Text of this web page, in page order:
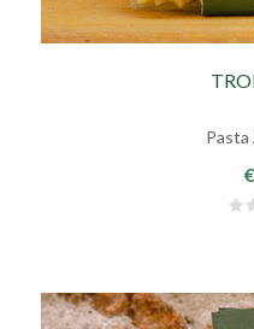
Pasta